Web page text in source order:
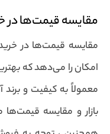
مقایسه قیمت‌ها در
مقایسه قیمت‌ها در
امکان را می‌دهد که
معمولاً به کیفیت و
بازار و مقایسه